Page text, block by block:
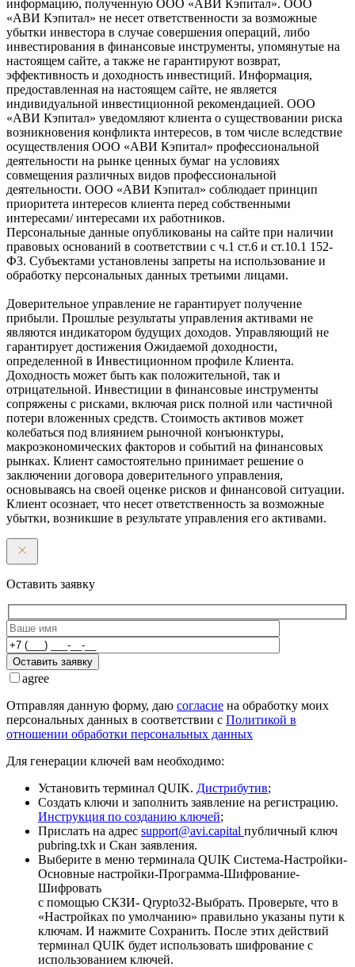
информацию, полученную ООО «АВИ Кэпитал». ООО
«АВИ Кэпитал» не несет ответственности за возможные
убытки инвестора в случае совершения операций, либо
инвестирования в финансовые инструменты, упомянутые на
настоящем сайте, а также не гарантируют возврат,
эффективность и доходность инвестиций. Информация,
предоставленная на настоящем сайте, не является
индивидуальной инвестиционной рекомендацией. ООО
«АВИ Кэпитал» уведомляют клиента о существовании риска
возникновения конфликта интересов, в том числе вследствие
осуществления ООО «АВИ Кэпитал» профессиональной
деятельности на рынке ценных бумаг на условиях
совмещения различных видов профессиональной
деятельности. ООО «АВИ Кэпитал» соблюдает принцип
приоритета интересов клиента перед собственными
интересами/ интересами их работников.
Персональные данные опубликованы на сайте при наличии
правовых оснований в соответствии с ч.1 ст.6 и ст.10.1 152-
ФЗ. Субъектами установлены запреты на использование и
обработку персональных данных третьими лицами.
Доверительное управление не гарантирует получение
прибыли. Прошлые результаты управления активами не
являются индикатором будущих доходов. Управляющий не
гарантирует достижения Ожидаемой доходности,
определенной в Инвестиционном профиле Клиента.
Доходность может быть как положительной, так и
отрицательной. Инвестиции в финансовые инструменты
сопряжены с рисками, включая риск полной или частичной
потери вложенных средств. Стоимость активов может
колебаться под влиянием рыночной конъюнктуры,
макроэкономических факторов и событий на финансовых
рынках. Клиент самостоятельно принимает решение о
заключении договора доверительного управления,
основываясь на своей оценке рисков и финансовой ситуации.
Клиент осознает, что несет ответственность за возможные
убытки, возникшие в результате управления его активами.
Оставить заявку
Оставить заявку
agree
Отправляя данную форму, даю согласие на обработку моих
персональных данных в соответствии с Политикой в
отношении обработки персональных данных
Для генерации ключей вам необходимо:
Установить терминал QUIK. Дистрибутив;
Создать ключи и заполнить заявление на регистрацию.
Инструкция по созданию ключей;
Прислать на адрес support@avi.capital публичный ключ
pubring.txk и Скан заявления.
Выберите в меню терминала QUIK Система-Настройки-
Основные настройки-Программа-Шифрование-
Шифровать
с помощью СКЗИ- Qrypto32-Выбрать. Проверьте, что в
«Настройках по умолчанию» правильно указаны пути к
ключам. И нажмите Сохранить. После этих действий
терминал QUIK будет использовать шифрование с
использованием ключей.